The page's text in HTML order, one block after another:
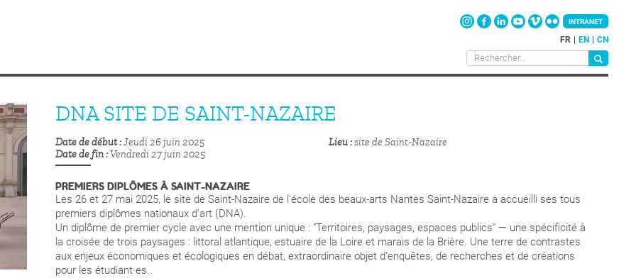
FR EN CN
INTRANET
DNA SITE DE SAINT-NAZAIRE
Date de début Jeudi 26 juin 2025
Date de fin Vendredi 27 juin 2025
Lieu site de Saint-Nazaire
PREMIERS DIPLÔMES À SAINT-NAZAIRE
Les 26 et 27 mai 2025, le site de Saint-Nazaire de l'école des beaux-arts Nantes Saint-Nazaire a accueilli ses tous
premiers diplômes nationaux d'art (DNA).
Un diplôme de premier cycle avec une mention unique : "Territoires, paysages, espaces publics" — une spécificité à
la croisée de trois paysages : littoral atlantique, estuaire de la Loire et marais de la Brière. Une terre de contrastes
aux enjeux économiques et écologiques en débat, extraordinaire objet d’enquêtes, de recherches et de créations
pour les étudiant·es..